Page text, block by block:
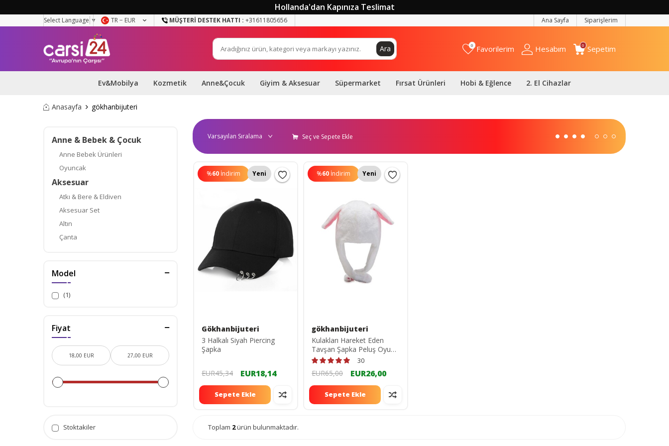
Hollanda'dan Kapınıza Teslimat
Select Language ▼ TR − EUR MÜŞTERI DESTEK HATTI : +31611805656 Ana Sayfa Siparişlerim
Ara 0 Favorilerim Hesabım 0 Sepetim
Ev&Mobilya Kozmetik Anne&Çocuk Giyim & Aksesuar Süpermarket Fırsat Ürünleri Hobi & Eğlence 2. El Cihazlar
Anasayfa gökhanbijuteri
Anne & Bebek & Çocuk
Anne Bebek Ürünleri
Oyuncak
Aksesuar
Atkı & Bere & Eldiven
Aksesuar Set
Altın
Çanta
Gözlük
Kemer & Pantolon Askısı
Saat Seti
Saç Aksesuarı
Şal & Fular & Eşarp
Takı & Mücevher
Model
(1)
Fiyat
Stoktakiler
Seç ve Sepete Ekle
%60 İndirim Yeni
Gökhanbijuteri
3 Halkalı Siyah Piercing
Şapka
EUR45,34 EUR18,14
Sepete Ekle
%60 İndirim Yeni
gökhanbijuteri
Kulakları Hareket Eden
Tavşan Şapka Peluş Oyun
Arkadaşı gkn698
30
EUR65,00 EUR26,00
Sepete Ekle
Toplam 2ürün bulunmaktadır.